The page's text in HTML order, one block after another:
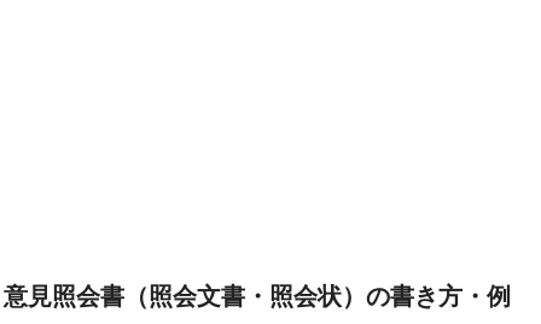
意見照会書（照会文書・照会状）の書き方・例